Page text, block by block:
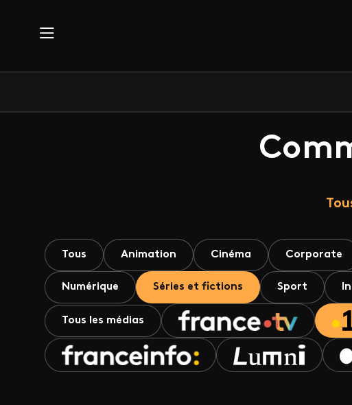
Tous Animation Cinéma Corporate
Numérique Séries et fictions Sport
Tous les médias